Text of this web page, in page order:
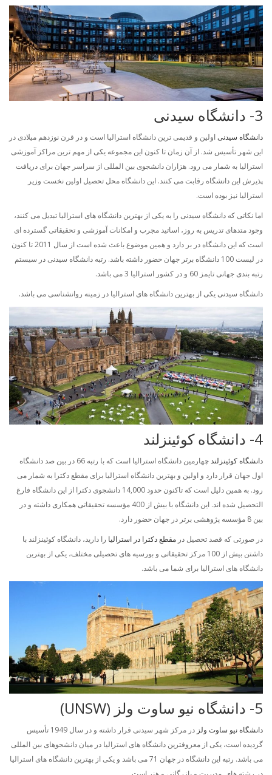
3- دانشگاه سیدنی
دانشگاه سیدنیاولین و قدیمی ترین دانشگاه استرالیا است و در قرن نوزدهم میلادی در
این شهر تأسیس شد. از آن زمان تا کنون این مجموعه یکی از مهم ترین مراکز آموزشی
استرالیا به شمار می رود. هزاران دانشجوی بین المللی از سراسر جهان برای دریافت
پذیرش این دانشگاه رقابت می کنند. این دانشگاه محل تحصیل اولین نخست وزیر
استرالیا نیز بوده است.
اما نکاتی که دانشگاه سیدنی را به یکی از بهترین دانشگاه های استرالیا تبدیل می کنند،
وجود متدهای تدریس به روز، اساتید مجرب و امکانات آموزشی و تحقیقاتی گسترده ای
است که این دانشگاه در بر دارد و همین موضوع باعث شده است از سال 2011 تا کنون
در لیست 100 دانشگاه برتر جهان حضور داشته باشد. رتبه دانشگاه سیدنی در سیستم
رتبه بندی جهانی تایمز 60 و در کشور استرالیا 3 می باشد.
دانشگاه سیدنی یکی از بهترین دانشگاه های استرالیا در زمینه روانشناسی می باشد.
4- دانشگاه کوئینزلند
دانشگاه کوئینزلند
چهارمین دانشگاه استرالیا است که با رتبه 66 در بین صد دانشگاه
اول جهان قرار دارد و اولین و بهترین دانشگاه استرالیا برای مقطع دکترا به شمار می
رود. به همین دلیل است که تاکنون حدود 14,000 دانشجوی دکترا از این دانشگاه فارغ
التحصیل شده اند. این دانشگاه با بیش از 400 مؤسسه تحقیقاتی همکاری داشته و در
بین 8 مؤسسه پژوهشی برتر در جهان حضور دارد.
در صورتی که قصد تحصیل در مقطع دکترا در استرالیا را دارید، دانشگاه کوئینزلند با
داشتن بیش از 100 مرکز تحقیقاتی و بورسیه های تحصیلی مختلف، یکی از بهترین
دانشگاه های استرالیا برای شما می باشد.
5- دانشگاه نیو ساوت ولز (UNSW)
دانشگاه نیو ساوت ولز
در مرکز شهر سیدنی قرار داشته و در سال 1949 تأسیس
گردیده است، یکی از معروفترین دانشگاه های استرالیا در میان دانشجوهای بین المللی
می باشد. رتبه این دانشگاه در جهان 71 می باشد و یکی از بهترین دانشگاه های استرالیا